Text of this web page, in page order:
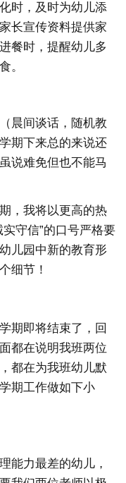
时，及时为幼儿添
长宣传资料提供家
餐时，提醒幼儿多
。
晨间谈话，随机教
期下来总的来说还
说难免但也不能马
，我将以更高的热
守信”的口号严格要
儿园中新的教育形
细节！
期即将结束了，回
都在说明我班两位
都在为我班幼儿默
期工作做如下小
能力最差的幼儿，